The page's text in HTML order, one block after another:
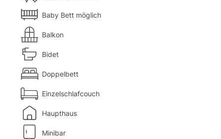
Baby Bett möglich
Balkon
Bidet
Doppelbett
Einzelschlafcouch
Haupthaus
Minibar